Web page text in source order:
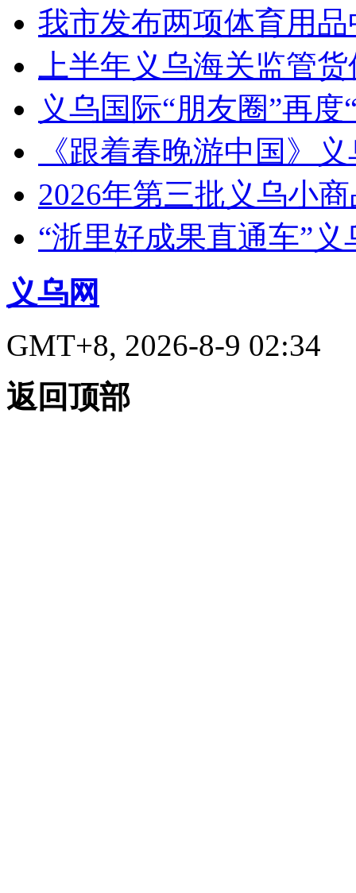
我市发布两项体育用
上半年义乌海关监管
义乌国际“朋友圈”再度
《跟着春晚游中国》
2026年第三批义乌小
“浙里好成果直通车”
义乌网
GMT+8, 2026-8-9 02:34
返回顶部